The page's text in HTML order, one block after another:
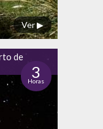
Ver ▶
de
3
Horas